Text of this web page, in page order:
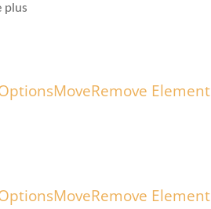
plus
MoveRemove Element
MoveRemove Element